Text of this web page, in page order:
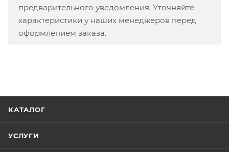
предварительного уведомления. Уточняйте
характеристики у наших менеджеров перед
оформлением заказа.
КАТАЛОГ
УСЛУГИ